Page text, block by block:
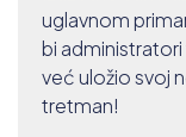
uglavnom
bi
već uložio svoj
tretman!